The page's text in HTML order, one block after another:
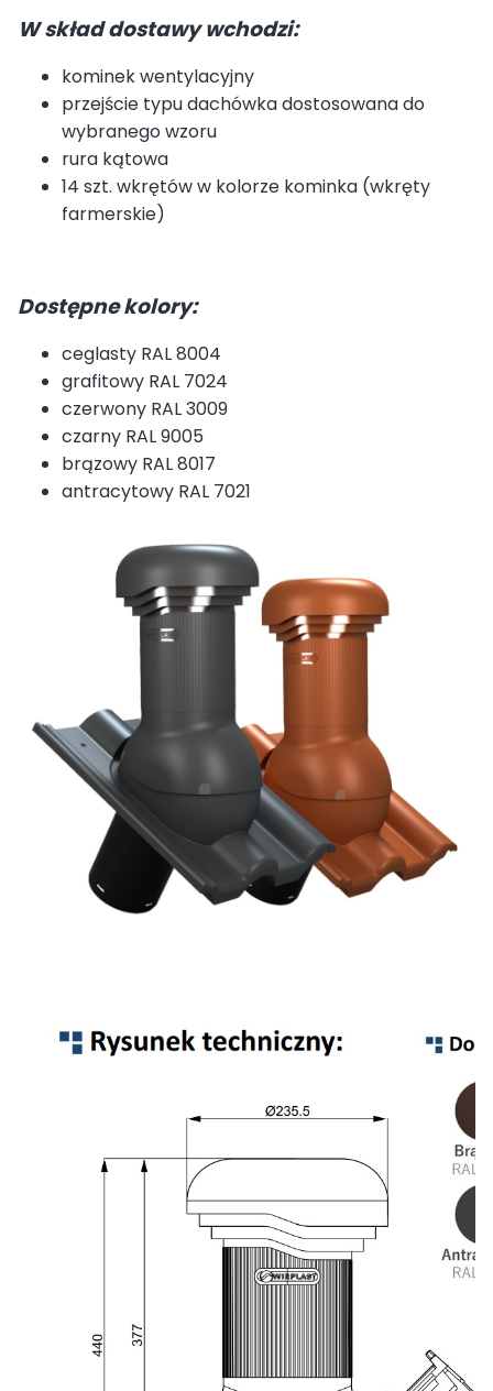
W skład dostawy wchodzi:
kominek wentylacyjny
przejście typu dachówka dostosowana do
wybranego wzoru
rura kątowa
14 szt. wkrętów w kolorze kominka (wkręty
farmerskie)
Dostępne kolory:
ceglasty RAL 8004
grafitowy RAL 7024
czerwony RAL 3009
czarny RAL 9005
brązowy RAL 8017
antracytowy RAL 7021